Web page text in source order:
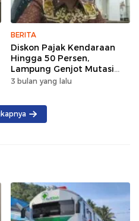
BERITA
Diskon Pajak Kendaraan
Hingga 50 Persen,
Lampung Genjot Mutasi
Kendaraan Luar Daerah
3 bulan yang lalu